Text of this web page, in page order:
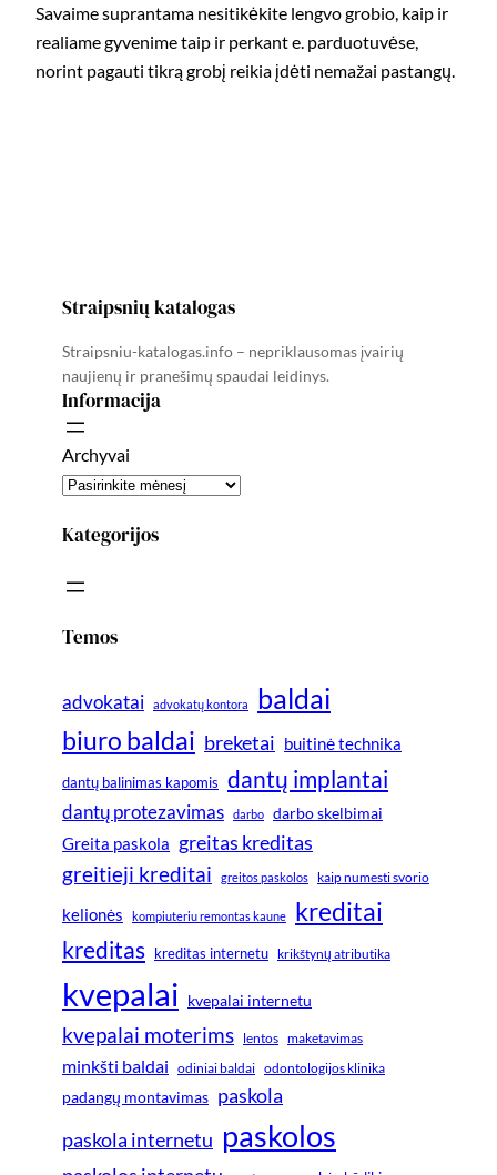
Savaime suprantama nesitikėkite lengvo grobio, kaip ir
realiame gyvenime taip ir perkant e. parduotuvėse,
norint pagauti tikrą grobį reikia įdėti nemažai pastangų.
Straipsnių katalogas
Straipsniu-katalogas.info – nepriklausomas įvairių
naujienų ir pranešimų spaudai leidinys.
Informacija
Archyvai
Kategorijos
Temos
advokatai advokatų kontora baldai
biuro baldai breketai buitinė technika
dantų balinimas kapomis dantų implantai
dantų protezavimas darbo darbo skelbimai
Greita paskola greitas kreditas
greitieji kreditai greitos paskolos kaip numesti svorio
kelionės kompiuteriu remontas kaune kreditai
kreditas kreditas internetu krikštynų atributika
kvepalai kvepalai internetu
kvepalai moterims lentos maketavimas
minkšti baldai odiniai baldai odontologijos klinika
padangų montavimas paskola
paskola internetu paskolos